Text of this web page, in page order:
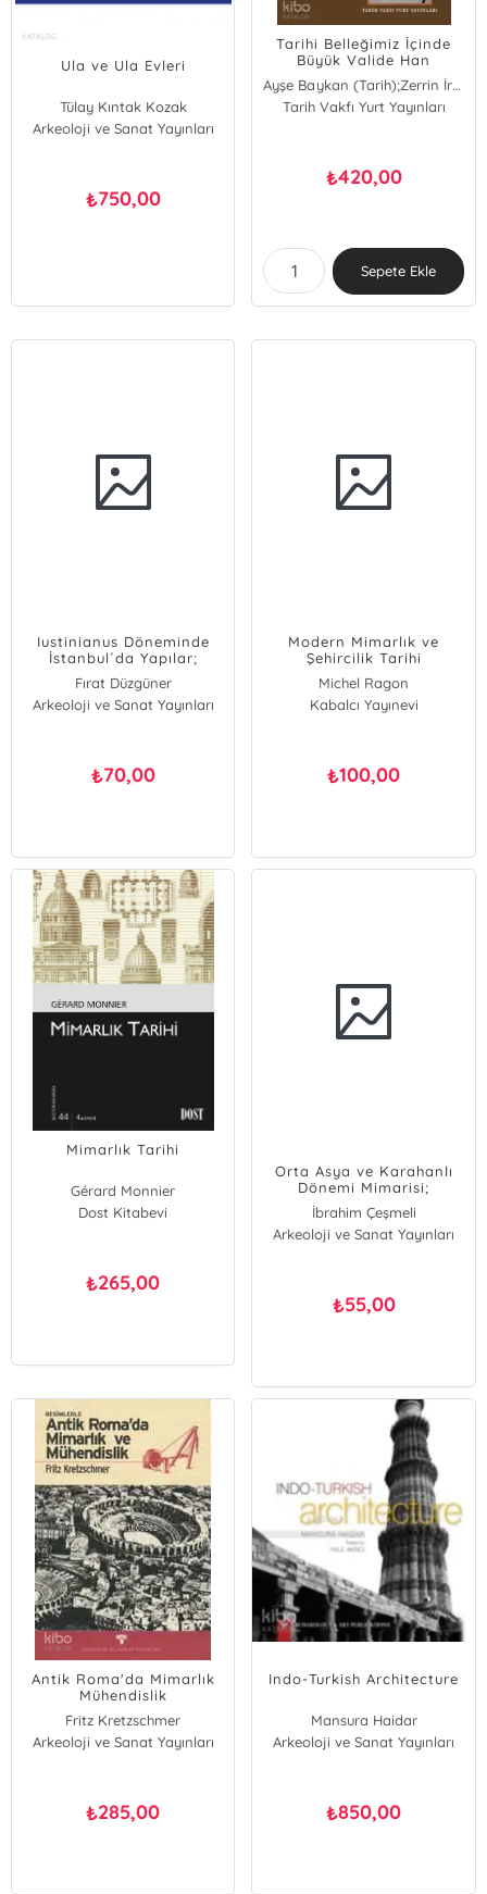
Ula ve Ula Evleri
Tülay Kıntak Kozak
Arkeoloji ve Sanat Yayınları
₺750,00
Tarihi Belleğimiz İçinde
Büyük Valide Han
Ayşe Baykan (Tarih);Zerrin İren Boynudelik;Burak Sevingen;Ayşegül Baykan
Ayşegül Baykan
Burak Sevingen
Tarih Vakfı Yurt Yayınları
₺420,00
Sepete Ekle
Iustinianus Döneminde
İstanbul´da Yapılar;
Kitabının Analizi
Fırat Düzgüner
Arkeoloji ve Sanat Yayınları
₺70,00
Modern Mimarlık ve
Şehircilik Tarihi
Michel Ragon
Kabalcı Yayınevi
₺100,00
Mimarlık Tarihi
Gérard Monnier
Dost Kitabevi
₺265,00
Orta Asya ve Karahanlı
Dönemi Mimarisi;
Antikçağ'dan XII. Yüzyıla
Kadar
İbrahim Çeşmeli
Arkeoloji ve Sanat Yayınları
₺55,00
Antik Roma'da Mimarlık
Mühendislik
Fritz Kretzschmer
Arkeoloji ve Sanat Yayınları
₺285,00
Indo-Turkish Architecture
Mansura Haidar
Arkeoloji ve Sanat Yayınları
₺850,00